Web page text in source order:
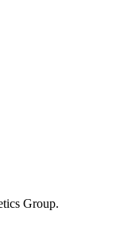
Group.